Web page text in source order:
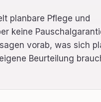
planbare Pflege und
keine
vorab, was sich
Beurteilung